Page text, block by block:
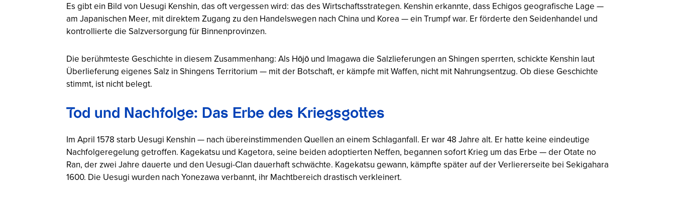
Es gibt ein Bild von Uesugi Kenshin, das oft vergessen wird: das des Wirtschaftsstrategen. Kenshin erkannte, dass Echigos geografische Lage —
am Japanischen Meer, mit direktem Zugang zu den Handelswegen nach China und Korea — ein Trumpf war. Er förderte den Seidenhandel und
kontrollierte die Salzversorgung für Binnenprovinzen.
Die berühmteste Geschichte in diesem Zusammenhang: Als Hōjō und Imagawa die Salzlieferungen an Shingen sperrten, schickte Kenshin laut
Überlieferung eigenes Salz in Shingens Territorium — mit der Botschaft, er kämpfe mit Waffen, nicht mit Nahrungsentzug. Ob diese Geschichte
stimmt, ist nicht belegt.
Tod und Nachfolge: Das Erbe des Kriegsgottes
Im April 1578 starb Uesugi Kenshin — nach übereinstimmenden Quellen an einem Schlaganfall. Er war 48 Jahre alt. Er hatte keine eindeutige
Nachfolgeregelung getroffen. Kagekatsu und Kagetora, seine beiden adoptierten Neffen, begannen sofort Krieg um das Erbe — der Otate no
Ran, der zwei Jahre dauerte und den Uesugi-Clan dauerhaft schwächte. Kagekatsu gewann, kämpfte später auf der Verliererseite bei Sekigahara
1600. Die Uesugi wurden nach Yonezawa verbannt, ihr Machtbereich drastisch verkleinert.